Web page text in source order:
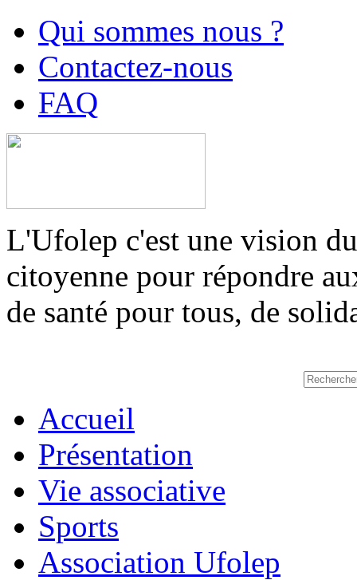
Qui sommes nous ?
Contactez-nous
FAQ
L'Ufolep c'est une vision
citoyenne pour répondre
de santé pour tous, de
Accueil
Présentation
Vie associative
Sports
Association Ufolep